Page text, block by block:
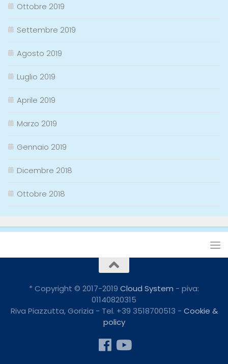
Ottobre 2019
Settembre 2019
Agosto 2019
Luglio 2019
Aprile 2019
Marzo 2019
Gennaio 2019
Dicembre 2018
Ottobre 2018
* Copyright © 2017-2019 Cloud System - piva:
01140820315
Riva Piazzutta, Gorizia - Tel. +39 3518700513 - Cookie &
policy